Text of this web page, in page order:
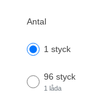
Antal
1 styck
96 styck
1 låda